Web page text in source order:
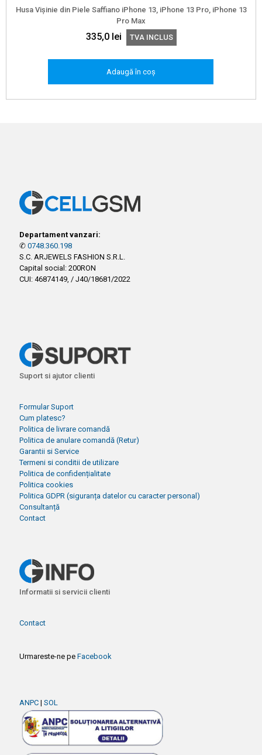
Husa Vișinie din Piele Saffiano iPhone 13, iPhone 13 Pro, iPhone 13
Pro Max
335,0 lei TVA INCLUS
Adaugă în coș
Departament vanzari:
✆ 0748.360.198
S.C. ARJEWELS FASHION S.R.L.
Capital social: 200RON
CUI: 46874149, / J40/18681/2022
Suport si ajutor clienti
Formular Suport
Cum platesc?
Politica de livrare comandă
Politica de anulare comandă (Retur)
Garantii si Service
Termeni si conditii de utilizare
Politica de confidențialitate
Politica cookies
Politica GDPR (siguranța datelor cu caracter personal)
Consultanță
Contact
Informatii si servicii clienti
Contact
Urmareste-ne pe Facebook
ANPC | SOL